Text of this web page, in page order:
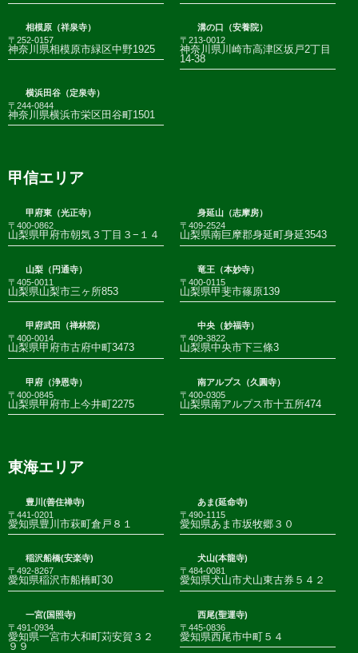
相模原（祥泉寺）
〒252-0157
神奈川県相模原市緑区中野1925
溝の口（安養院）
〒213-0012
神奈川県川崎市高津区坂戸2丁目
14-38
横浜田谷（定泉寺）
〒244-0844
神奈川県横浜市栄区田谷町1501
甲信エリア
甲府東（光正寺）
〒400-0862
山梨県甲府市朝気３丁目３−１４
身延山（志摩房）
〒409-2524
山梨県南巨摩郡身延町身延3543
山梨（円通寺）
〒405-0011
山梨県山梨市三ヶ所853
竜王（本妙寺）
〒400-0115
山梨県甲斐市篠原139
甲府武田（禅林院）
〒400-0014
山梨県甲府市古府中町3473
中央（妙福寺）
〒409-3822
山梨県中央市下三條3
甲府（浄恩寺）
〒400-0845
山梨県甲府市上今井町2275
南アルプス（久圓寺）
〒400-0305
山梨県南アルプス市十五所474
東海エリア
豊川(善住禅寺)
〒441-0201
愛知県豊川市萩町倉戸８１
あま(延命寺)
〒490-1115
愛知県あま市坂牧郷３０
稲沢船橋(安楽寺)
〒492-8267
愛知県稲沢市船橋町30
犬山(本龍寺)
〒484-0081
愛知県犬山市犬山東古券５４２
一宮(国照寺)
〒491-0934
愛知県一宮市大和町苅安賀３２
９９
西尾(聖運寺)
〒445-0836
愛知県西尾市中町５４